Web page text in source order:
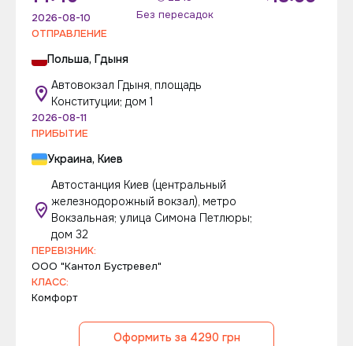
Без пересадок
2026-08-10
ОТПРАВЛЕНИЕ
Польша, Гдыня
Автовокзал Гдыня, площадь
Конституции; дом 1
2026-08-11
ПРИБЫТИЕ
Украина, Киев
Автостанция Киев (центральный
железнодорожный вокзал), метро
Вокзальная; улица Симона Петлюры;
дом 32
ПЕРЕВІЗНИК:
ООО "Кантол Бустревел"
КЛАСС:
Комфорт
Оформить за 4290 грн